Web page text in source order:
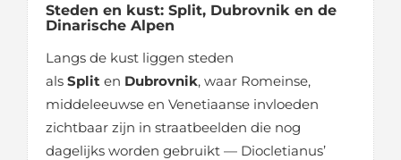
Steden en kust: Split, Dubrovnik en de
Dinarische Alpen
Langs de kust liggen steden
als Split en Dubrovnik, waar Romeinse,
middeleeuwse en Venetiaanse invloeden
zichtbaar zijn in straatbeelden die nog
dagelijks worden gebruikt — Diocletianus’